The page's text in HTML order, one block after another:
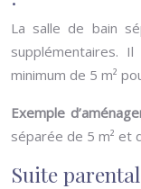
La salle de bain
supplémentaires.
minimum de 5 m²
Exemple
séparée de 5 m² et
Suite